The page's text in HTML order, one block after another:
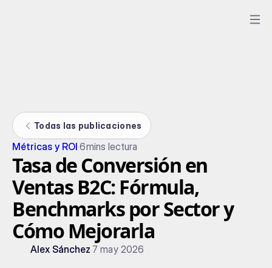
Todas las publicaciones
Métricas y ROI 6mins lectura
Tasa de Conversión en
Ventas B2C: Fórmula,
Benchmarks por Sector y
Cómo Mejorarla
Alex Sánchez 7 may 2026